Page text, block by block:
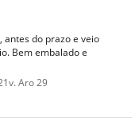
do prazo e veio
Bem embalado e
Aro 29